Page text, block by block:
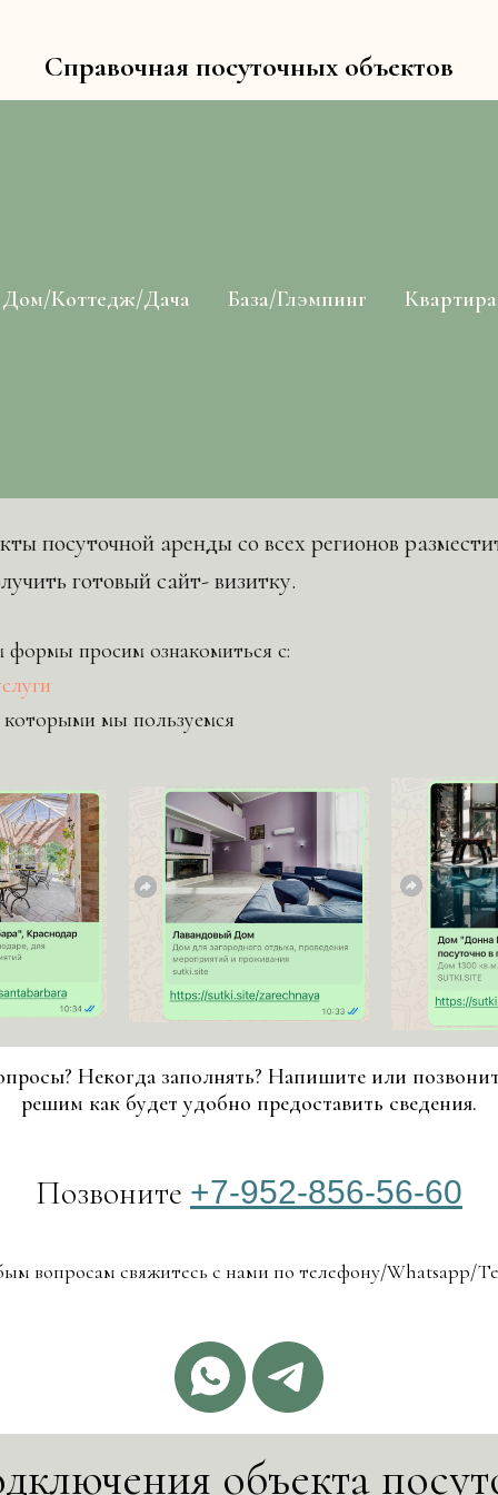
Справочная посуточных объектов
Дом/Коттедж/Дача База/Глэмпинг Квартира
посуточной аренды со всех регионов
готовый сайт- визитку.
формы просим ознакомиться с:
которыми мы пользуемся
Некогда заполнять? Напишите или
решим как будет удобно предоставить сведения.
Позвоните +7-952-856-56-60
вопросам свяжитесь с нами по телефону/Whatsapp/
объекта